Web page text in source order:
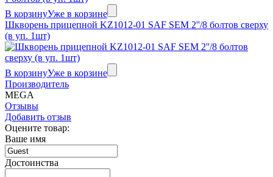
В корзинуУже в корзине
Шкворень прицепной KZ1012-01 SAF SEM 2''/8 болтов сверху
(в уп. 1шт)
В корзинуУже в корзине
Производитель
MEGA
Отзывы
Добавить отзыв
Оцените товар:
Ваше имя
Достоинства